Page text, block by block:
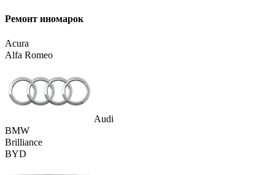
Ремонт иномарок
Acura
Alfa Romeo
Audi
BMW
Brilliance
BYD